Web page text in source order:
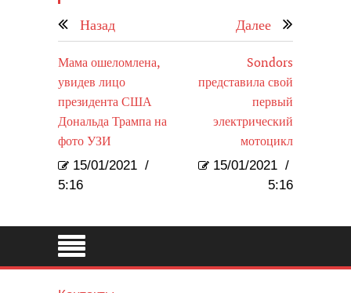
Назад Далее
Мама ошеломлена,
увидев лицо
президента США
Дональда Трампа на
фото УЗИ
15/01/2021 /
5:16
Sondors
представила свой
первый
электрический
мотоцикл
15/01/2021 /
5:16